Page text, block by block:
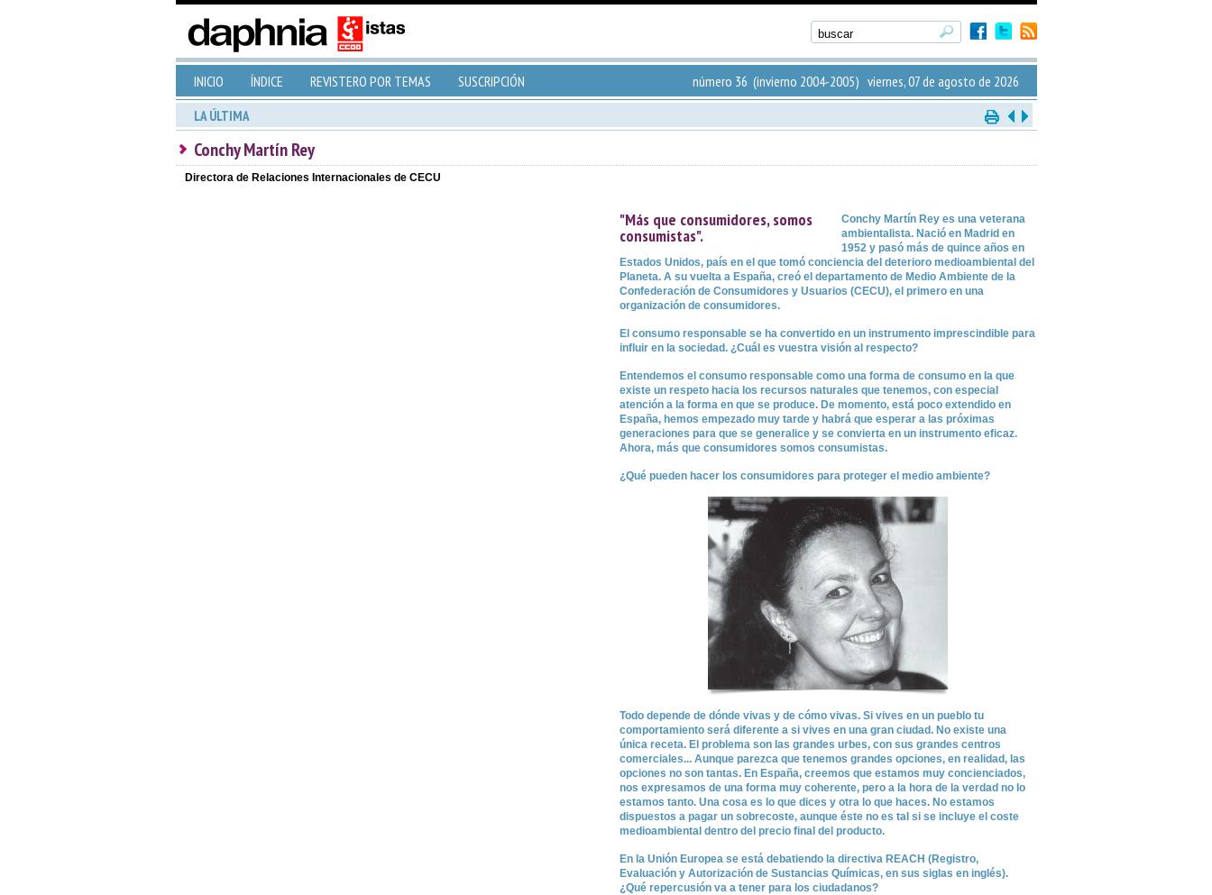
INICIO ÍNDICE REVISTERO POR TEMAS SUSCRIPCIÓN número 36 (invierno 2004-2005) viernes, 07 de agosto de 2026
LA ÚLTIMA
Conchy Martín Rey
Directora de Relaciones Internacionales de CECU
"Más que consumidores, somos
consumistas".
Conchy Martín Rey es una veterana
ambientalista. Nació en Madrid en
1952 y pasó más de quince años en
Estados Unidos, país en el que tomó conciencia del deterioro medioambiental del
Planeta. A su vuelta a España, creó el departamento de Medio Ambiente de la
Confederación de Consumidores y Usuarios (CECU), el primero en una
organización de consumidores.
El consumo responsable se ha convertido en un instrumento imprescindible para
influir en la sociedad. ¿Cuál es vuestra visión al respecto?
Entendemos el consumo responsable como una forma de consumo en la que
existe un respeto hacia los recursos naturales que tenemos, con especial
atención a la forma en que se produce. De momento, está poco extendido en
España, hemos empezado muy tarde y habrá que esperar a las próximas
generaciones para que se generalice y se convierta en un instrumento eficaz.
Ahora, más que consumidores somos consumistas.
¿Qué pueden hacer los consumidores para proteger el medio ambiente?
Todo depende de dónde vivas y de cómo vivas. Si vives en un pueblo tu
comportamiento será diferente a si vives en una gran ciudad. No existe una
única receta. El problema son las grandes urbes, con sus grandes centros
comerciales... Aunque parezca que tenemos grandes opciones, en realidad, las
opciones no son tantas. En España, creemos que estamos muy concienciados,
nos expresamos de una forma muy coherente, pero a la hora de la verdad no lo
estamos tanto. Una cosa es lo que dices y otra lo que haces. No estamos
dispuestos a pagar un sobrecoste, aunque éste no es tal si se incluye el coste
medioambiental dentro del precio final del producto.
En la Unión Europea se está debatiendo la directiva REACH (Registro,
Evaluación y Autorización de Sustancias Químicas, en sus siglas en inglés).
¿Qué repercusión va a tener para los ciudadanos?